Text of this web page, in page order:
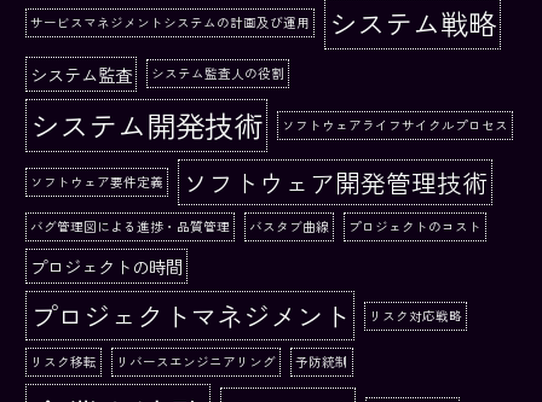
サービスマネジメントシステムの計画及び運用 システム戦略
システム監査 システム監査人の役割
システム開発技術 ソフトウェアライフサイクルプロセス
ソフトウェア要件定義 ソフトウェア開発管理技術
バグ管理図による進捗・品質管理 バスタブ曲線 プロジェクトのコスト
プロジェクトの時間
プロジェクトマネジメント リスク対応戦略
リスク移転 リバースエンジニアリング 予防統制